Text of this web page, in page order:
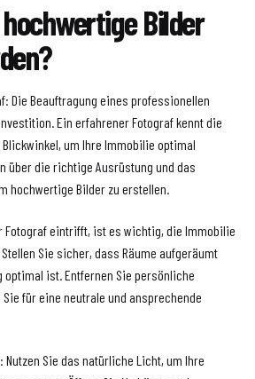
Bilder
Die Beauftragung eines professionellen
Ein erfahrener Fotograf kennt die
um Ihre Immobilie optimal
über die richtige Ausrüstung und das
hochwertige Bilder zu erstellen.
Fotograf eintrifft, ist es wichtig, die Immobilie
Sie sicher, dass Räume aufgeräumt
optimal ist. Entfernen Sie persönliche
für eine neutrale und ansprechende
Nutzen Sie das natürliche Licht, um Ihre